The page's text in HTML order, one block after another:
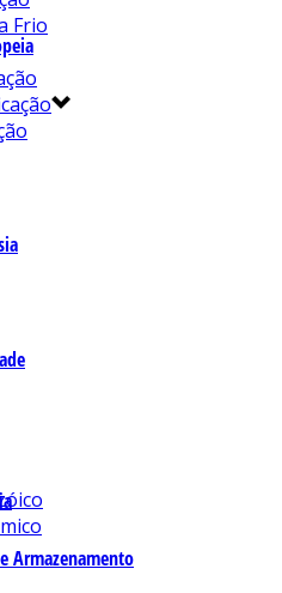
Armazenamento
Frio